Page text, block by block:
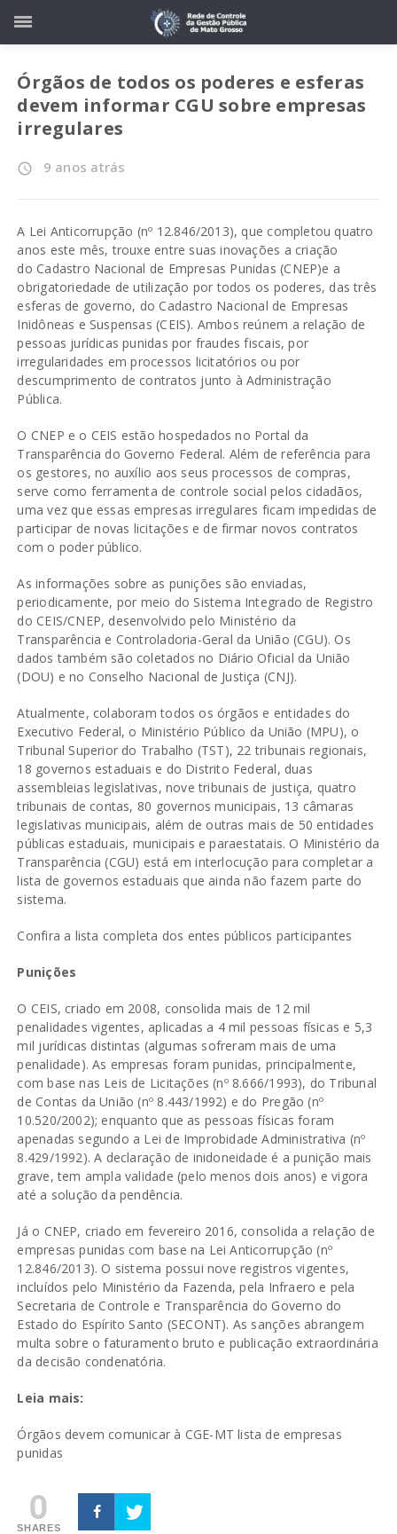
Órgãos de todos os poderes e esferas
devem informar CGU sobre empresas
irregulares
access_time 9 anos atrás
A Lei Anticorrupção (nº 12.846/2013), que completou quatro
anos este mês, trouxe entre suas inovações a criação
do Cadastro Nacional de Empresas Punidas (CNEP)e a
obrigatoriedade de utilização por todos os poderes, das três
esferas de governo, do Cadastro Nacional de Empresas
Inidôneas e Suspensas (CEIS). Ambos reúnem a relação de
pessoas jurídicas punidas por fraudes fiscais, por
irregularidades em processos licitatórios ou por
descumprimento de contratos junto à Administração
Pública.
O CNEP e o CEIS estão hospedados no Portal da
Transparência do Governo Federal. Além de referência para
os gestores, no auxílio aos seus processos de compras,
serve como ferramenta de controle social pelos cidadãos,
uma vez que essas empresas irregulares ficam impedidas de
participar de novas licitações e de firmar novos contratos
com o poder público.
As informações sobre as punições são enviadas,
periodicamente, por meio do Sistema Integrado de Registro
do CEIS/CNEP, desenvolvido pelo Ministério da
Transparência e Controladoria-Geral da União (CGU). Os
dados também são coletados no Diário Oficial da União
(DOU) e no Conselho Nacional de Justiça (CNJ).
Atualmente, colaboram todos os órgãos e entidades do
Executivo Federal, o Ministério Público da União (MPU), o
Tribunal Superior do Trabalho (TST), 22 tribunais regionais,
18 governos estaduais e do Distrito Federal, duas
assembleias legislativas, nove tribunais de justiça, quatro
tribunais de contas, 80 governos municipais, 13 câmaras
legislativas municipais, além de outras mais de 50 entidades
públicas estaduais, municipais e paraestatais. O Ministério da
Transparência (CGU) está em interlocução para completar a
lista de governos estaduais que ainda não fazem parte do
sistema.
Confira a lista completa dos entes públicos participantes
Punições
O CEIS, criado em 2008, consolida mais de 12 mil
penalidades vigentes, aplicadas a 4 mil pessoas físicas e 5,3
mil jurídicas distintas (algumas sofreram mais de uma
penalidade). As empresas foram punidas, principalmente,
com base nas Leis de Licitações (nº 8.666/1993), do Tribunal
de Contas da União (nº 8.443/1992) e do Pregão (nº
10.520/2002); enquanto que as pessoas físicas foram
apenadas segundo a Lei de Improbidade Administrativa (nº
8.429/1992). A declaração de inidoneidade é a punição mais
grave, tem ampla validade (pelo menos dois anos) e vigora
até a solução da pendência.
Já o CNEP, criado em fevereiro 2016, consolida a relação de
empresas punidas com base na Lei Anticorrupção (nº
12.846/2013). O sistema possui nove registros vigentes,
incluídos pelo Ministério da Fazenda, pela Infraero e pela
Secretaria de Controle e Transparência do Governo do
Estado do Espírito Santo (SECONT). As sanções abrangem
multa sobre o faturamento bruto e publicação extraordinária
da decisão condenatória.
Leia mais:
Órgãos devem comunicar à CGE-MT lista de empresas
punidas
0
SHARES